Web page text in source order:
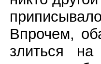
Впрочем,
злиться